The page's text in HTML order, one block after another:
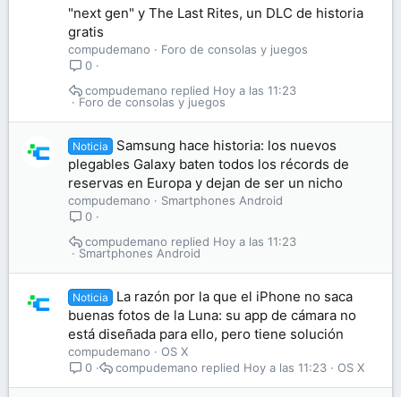
"next gen" y The Last Rites, un DLC de historia
gratis
compudemano
Foro de consolas y juegos
0
Foro de consolas y juegos
Hoy a las 11:23
compudemano
Noticia
Samsung hace historia: los nuevos
plegables Galaxy baten todos los récords de
reservas en Europa y dejan de ser un nicho
compudemano
Smartphones Android
0
Smartphones Android
Hoy a las 11:23
compudemano
Noticia
La razón por la que el iPhone no saca
buenas fotos de la Luna: su app de cámara no
está diseñada para ello, pero tiene solución
compudemano
OS X
0
OS X
Hoy a las 11:23
compudemano